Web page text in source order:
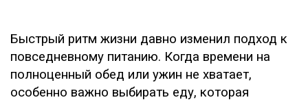
Быстрый ритм жизни давно изменил подход к
повседневному питанию. Когда времени на
полноценный обед или ужин не хватает,
особенно важно выбирать еду, которая